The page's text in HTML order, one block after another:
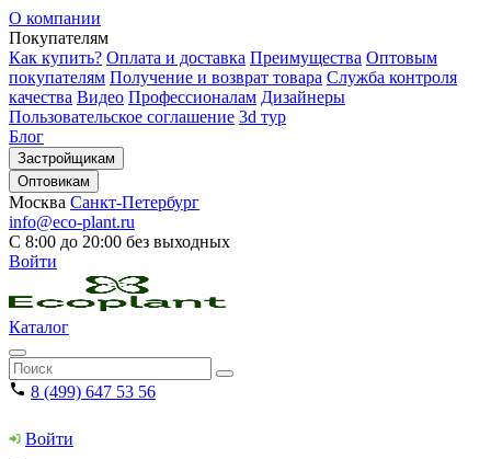
О компании
Покупателям
Как купить? Оплата и доставка Преимущества Оптовым
покупателям Получение и возврат товара Служба контроля
качества Видео Профессионалам Дизайнеры
Пользовательское соглашение 3d тур
Блог
Застройщикам
Оптовикам
Москва Санкт-Петербург
info@eco-plant.ru
С 8:00 до 20:00 без выходных
Войти
Каталог
8 (499) 647 53 56
Войти